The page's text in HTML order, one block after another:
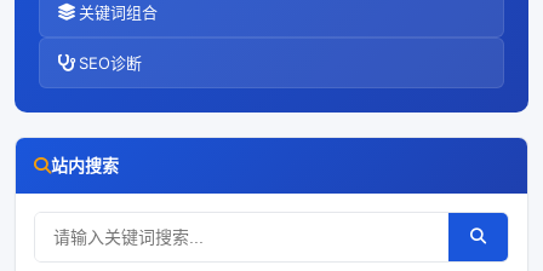
关键词组合
SEO诊断
站内搜索